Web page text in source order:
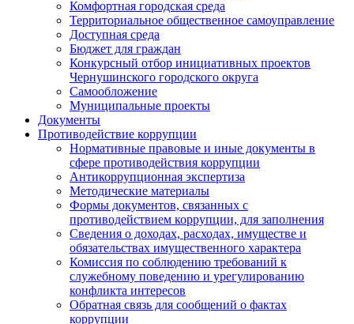
Комфортная городская среда
Территориальное общественное самоуправление
Доступная среда
Бюджет для граждан
Конкурсный отбор инициативных проектов
Чернушинского городского округа
Самообложение
Муниципальные проекты
Документы
Противодействие коррупции
Нормативные правовые и иные документы в
сфере противодействия коррупции
Антикоррупционная экспертиза
Методические материалы
Формы документов, связанных с
противодействием коррупции, для заполнения
Сведения о доходах, расходах, имуществе и
обязательствах имущественного характера
Комиссия по соблюдению требований к
служебному поведению и урегулированию
конфликта интересов
Обратная связь для сообщений о фактах
коррупции